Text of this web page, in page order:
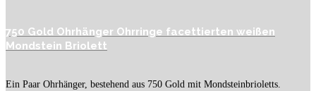
750 Gold Ohrhänger Ohrringe facettierten weißen
Mondstein Briolett
Ein Paar Ohrhänger, bestehend aus 750 Gold mit Mondsteinbrioletts.